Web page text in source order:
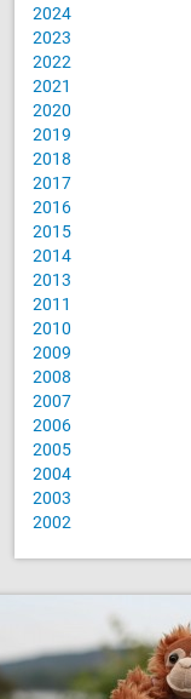
2024
2023
2022
2021
2020
2019
2018
2017
2016
2015
2014
2013
2011
2010
2009
2008
2007
2006
2005
2004
2003
2002